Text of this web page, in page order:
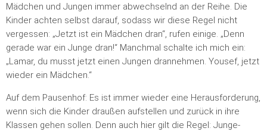
Mädchen und Jungen immer abwechselnd an der Reihe. Die
Kinder achten selbst darauf, sodass wir diese Regel nicht
vergessen: „Jetzt ist ein Mädchen dran“, rufen einige. „Denn
gerade war ein Junge dran!“ Manchmal schalte ich mich ein:
„Lamar, du musst jetzt einen Jungen drannehmen. Yousef, jetzt
wieder ein Mädchen.“
Auf dem Pausenhof: Es ist immer wieder eine Herausforderung,
wenn sich die Kinder draußen aufstellen und zurück in ihre
Klassen gehen sollen. Denn auch hier gilt die Regel: Junge-